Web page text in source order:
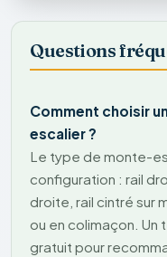
Questions
Comment choisir
escalier ?
Le type de monte-
configuration : rail
droite, rail cintré sur
ou en colimaçon.
gratuit pour